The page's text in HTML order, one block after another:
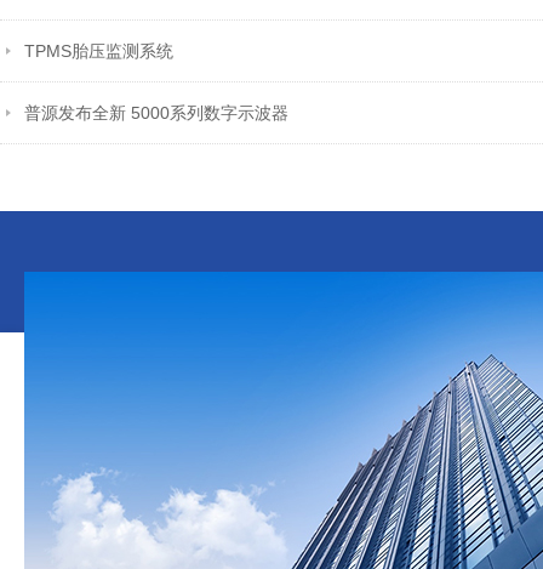
TPMS胎压监测系统
普源发布全新 5000系列数字示波器